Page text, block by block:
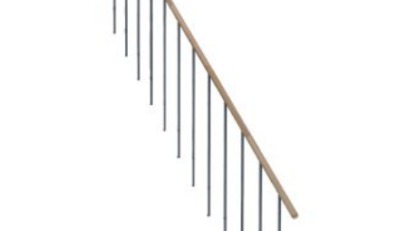
auf.
Optionen
können
auf
der
Produktseite